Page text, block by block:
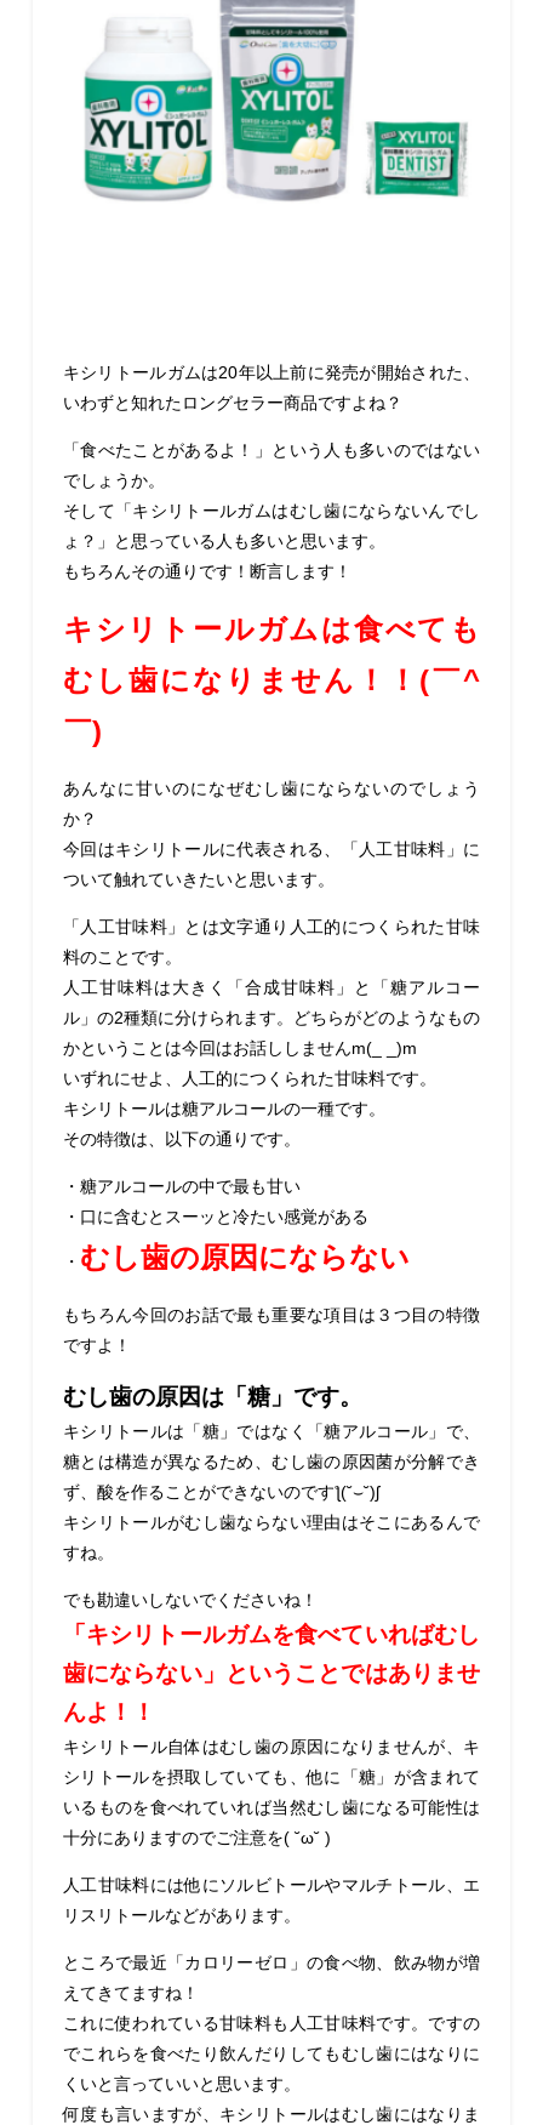
キシリトールガムは20年以上前に発売が開始された、
いわずと知れたロングセラー商品ですよね？
「食べたことがあるよ！」という人も多いのではない
でしょうか。
そして「キシリトールガムはむし歯にならないんでし
ょ？」と思っている人も多いと思います。
もちろんその通りです！断言します！
キシリトールガムは食べても
むし歯になりません！！(￣^
￣)ゞ
あんなに甘いのになぜむし歯にならないのでしょう
か？
今回はキシリトールに代表される、「人工甘味料」に
ついて触れていきたいと思います。
「人工甘味料」とは文字通り人工的につくられた甘味
料のことです。
人工甘味料は大きく「合成甘味料」と「糖アルコー
ル」の2種類に分けられます。どちらがどのようなもの
かということは今回はお話ししませんm(_ _)m
いずれにせよ、人工的につくられた甘味料です。
キシリトールは糖アルコールの一種です。
その特徴は、以下の通りです。
・糖アルコールの中で最も甘い
・口に含むとスーッと冷たい感覚がある
・ むし歯の原因にならない
もちろん今回のお話で最も重要な項目は３つ目の特徴
ですよ！
むし歯の原因は「糖」です。
キシリトールは「糖」ではなく「糖アルコール」で、
糖とは構造が異なるため、むし歯の原因菌が分解でき
ず、酸を作ることができないのですƪ(˘⌣˘)ʃ
キシリトールがむし歯ならない理由はそこにあるんで
すね。
でも勘違いしないでくださいね！
「キシリトールガムを食べていればむし
歯にならない」ということではありませ
んよ！！
キシリトール自体はむし歯の原因になりませんが、キ
シリトールを摂取していても、他に「糖」が含まれて
いるものを食べれていれば当然むし歯になる可能性は
十分にありますのでご注意を( ˘ω˘ )
人工甘味料には他にソルビトールやマルチトール、エ
リスリトールなどがあります。
ところで最近「カロリーゼロ」の食べ物、飲み物が増
えてきてますね！
これに使われている甘味料も人工甘味料です。ですの
でこれらを食べたり飲んだりしてもむし歯にはなりに
くいと言っていいと思います。
何度も言いますが、キシリトールはむし歯にはなりま